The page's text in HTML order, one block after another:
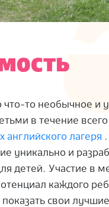
что-то необычное и
в течение
английского лагеря
уникально и
детей. Участие в
каждого
свои